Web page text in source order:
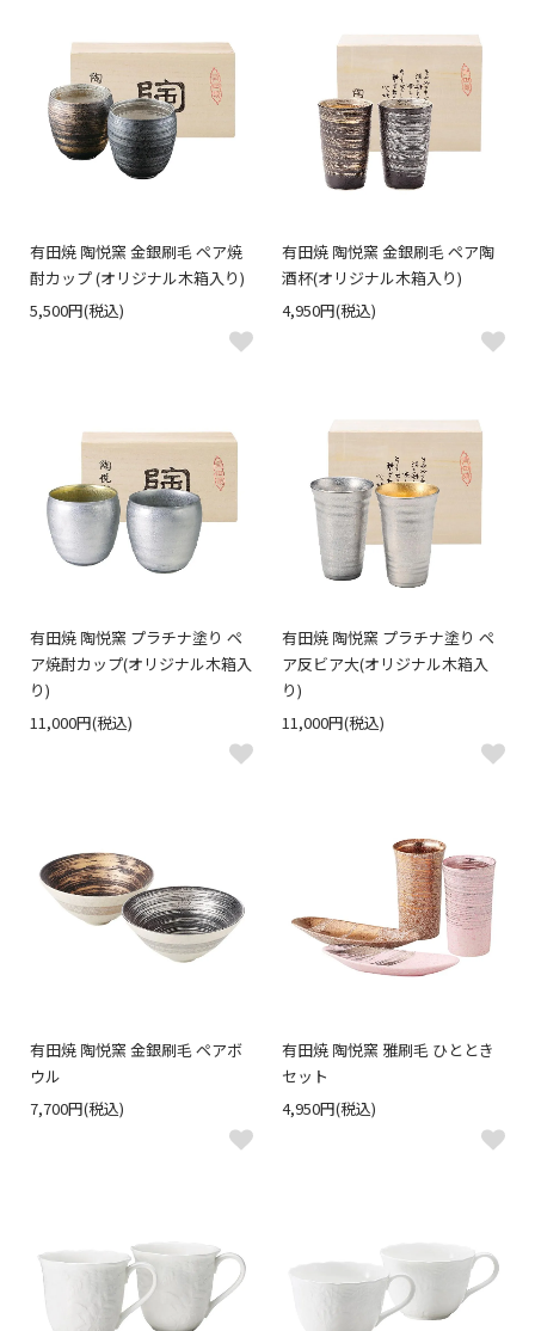
有田焼 陶悦窯 金銀刷毛 ペア焼
酎カップ (オリジナル木箱入り)
5,500円(税込)
有田焼 陶悦窯 金銀刷毛 ペア陶
酒杯(オリジナル木箱入り)
4,950円(税込)
有田焼 陶悦窯 プラチナ塗り ペ
ア焼酎カップ(オリジナル木箱入
り)
11,000円(税込)
有田焼 陶悦窯 プラチナ塗り ペ
ア反ビア大(オリジナル木箱入
り)
11,000円(税込)
有田焼 陶悦窯 金銀刷毛 ペアボ
ウル
7,700円(税込)
有田焼 陶悦窯 雅刷毛 ひととき
セット
4,950円(税込)